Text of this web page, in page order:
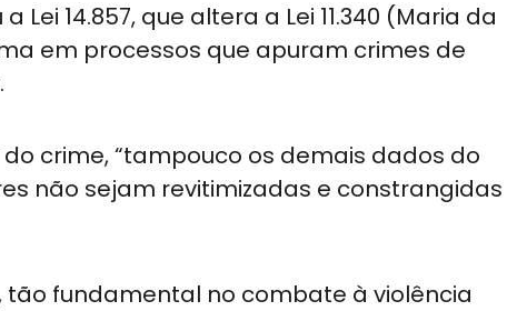
Lei 14.857, que altera a Lei 11.340 (Maria da
em processos que apuram crimes de
crime, “tampouco os demais dados do
não sejam revitimizadas e constrangidas
tão fundamental no combate à violência